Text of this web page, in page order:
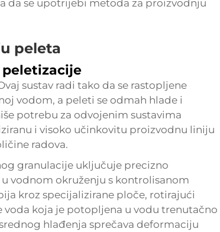
da se upotrijebi metoda za proizvodnju
peleta
peletizacije
sustav radi tako da se rastopljene
vodom, a peleti se odmah hlade i
potrebu za odvojenim sustavima
i visoko učinkovitu proizvodnu liniju
radova.
granulacije uključuje precizno
vodnom okruženju s kontrolisanom
kroz specijalizirane ploče, rotirajući
voda koja je potopljena u vodu trenutačno
hlađenja sprečava deformaciju